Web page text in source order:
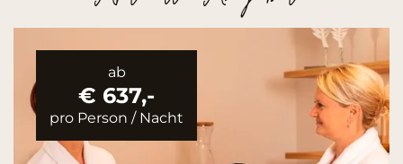
ab
€ 635,50
pro Person / Nacht